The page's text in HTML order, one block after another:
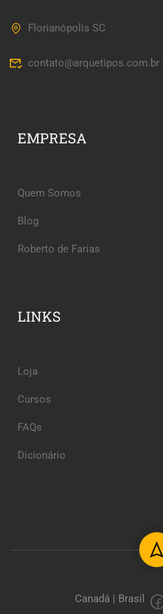
Florianópolis SC
contato@arquetipos.com.br
EMPRESA
Quem Somos
Blog
Roberto de Farias
LINKS
Loja
Cursos
FAQs
Dicionário
Canadá | Brasil